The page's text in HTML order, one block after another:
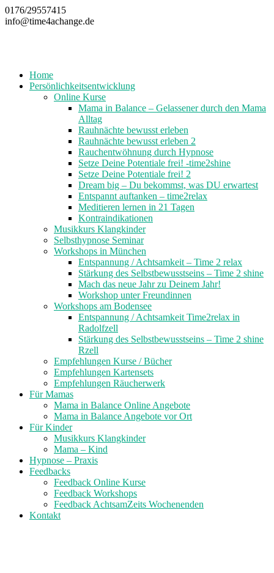
Zum
Inhalt
0176/29557415
info@time4achange.de
Home
Persönlichkeitsentwicklung
Online Kurse
Mama in Balance – Gelassener durch den Mama
Alltag
Rauhnächte bewusst erleben
Rauhnächte bewusst erleben 2
Rauchentwöhnung durch Hypnose
Setze Deine Potentiale frei! -time2shine
Setze Deine Potentiale frei! 2
Dream big – Du bekommst, was DU erwartest
Entspannt auftanken – time2relax
Meditieren lernen in 21 Tagen
Kontraindikationen
Musikkurs Klangkinder
Selbsthypnose Seminar
Workshops in München
Entspannung / Achtsamkeit – Time 2 relax
Stärkung des Selbstbewusstseins – Time 2 shine
Mach das neue Jahr zu Deinem Jahr!
Workshop unter Freundinnen
Workshops am Bodensee
Entspannung / Achtsamkeit Time2relax in
Radolfzell
Stärkung des Selbstbewusstseins – Time 2 shine
Rzell
Empfehlungen Kurse / Bücher
Empfehlungen Kartensets
Empfehlungen Räucherwerk
Für Mamas
Mama in Balance Online Angebote
Mama in Balance Angebote vor Ort
Für Kinder
Musikkurs Klangkinder
Mama – Kind
Hypnose – Praxis
Feedbacks
Feedback Online Kurse
Feedback Workshops
Feedback AchtsamZeits Wochenenden
Kontakt